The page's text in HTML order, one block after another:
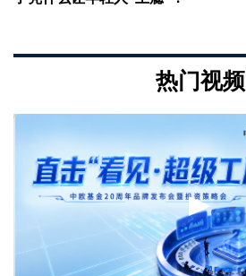
热门视频